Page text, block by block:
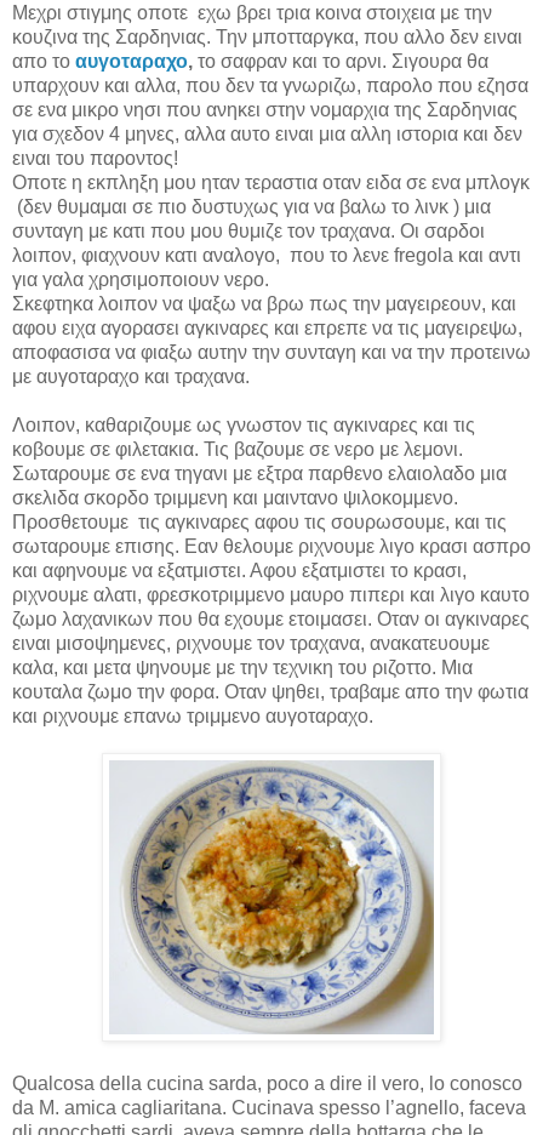
Mεχρι στιγμης οποτε εχω βρει τρια κοινα στοιχεια με την
κουζινα της Σαρδηνιας. Την μποτταργκα, που αλλο δεν ειναι
απο το αυγοταραχο, το σαφραν και το αρνι. Σιγουρα θα
υπαρχουν και αλλα, που δεν τα γνωριζω, παρολο που εζησα
σε ενα μικρο νησι που ανηκει στην νομαρχια της Σαρδηνιας
για σχεδον 4 μηνες, αλλα αυτο ειναι μια αλλη ιστορια και δεν
ειναι του παροντος!
Οποτε η εκπληξη μου ηταν τεραστια οταν ειδα σε ενα μπλογκ
(δεν θυμαμαι σε πιο δυστυχως για να βαλω το λινκ ) μια
συνταγη με κατι που μου θυμιζε τον τραχανα. Οι σαρδοι
λοιπον, φιαχνουν κατι αναλογο, που το λενε fregola και αντι
για γαλα χρησιμοποιουν νερο.
Σκεφτηκα λοιπον να ψαξω να βρω πως την μαγειρεουν, και
αφου ειχα αγορασει αγκιναρες και επρεπε να τις μαγειρεψω,
αποφασισα να φιαξω αυτην την συνταγη και να την προτεινω
με αυγοταραχο και τραχανα.
Λοιπον, καθαριζουμε ως γνωστον τις αγκιναρες και τις
κοβουμε σε φιλετακια. Τις βαζουμε σε νερο με λεμονι.
Σωταρουμε σε ενα τηγανι με εξτρα παρθενο ελαιολαδο μια
σκελιδα σκορδο τριμμενη και μαιντανο ψιλοκομμενο.
Προσθετουμε τις αγκιναρες αφου τις σουρωσουμε, και τις
σωταρουμε επισης. Εαν θελουμε ριχνουμε λιγο κρασι ασπρο
και αφηνουμε να εξατμιστει. Αφου εξατμιστει το κρασι,
ριχνουμε αλατι, φρεσκοτριμμενο μαυρο πιπερι και λιγο καυτο
ζωμο λαχανικων που θα εχουμε ετοιμασει. Οταν οι αγκιναρες
ειναι μισοψημενες, ριχνουμε τον τραχανα, ανακατευουμε
καλα, και μετα ψηνουμε με την τεχνικη του ριζοττο. Μια
κουταλα ζωμο την φορα. Οταν ψηθει, τραβαμε απο την φωτια
και ριχνουμε επανω τριμμενο αυγοταραχο.
Qualcosa della cucina sarda, poco a dire il vero, lo conosco
da M. amica cagliaritana. Cucinava spesso l’agnello, faceva